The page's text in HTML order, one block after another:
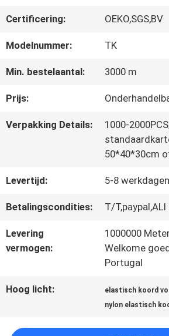
CONTACTEER
ONS
ALLE
GEVALLEN
VR
Certificering: OEKO,SGS,BV
Modelnummer: TK
Min. bestelaantal: 3000 m
Prijs:
Verpakking Details:
1000-
50*40*30cm
Levertijd: 5-8 werkdagen
Betalingscondities: T/
Levering
vermogen:
1000000
Welkome
Portugal
Hoog licht: elastisch koord
nylon elastisch